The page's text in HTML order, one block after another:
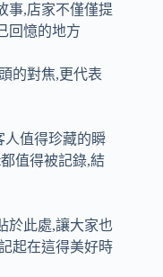
事,店家不僅僅提
回憶的地方
的對焦,更代表
人值得珍藏的瞬
值得被記錄,結
於此處,讓大家也
起在這得美好時